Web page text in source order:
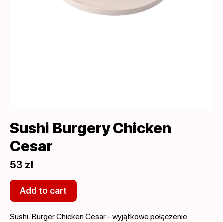
Sushi Burgery Chicken
Cesar
53 zł
Add to cart
Sushi-Burger Chicken Cesar – wyjątkowe połączenie